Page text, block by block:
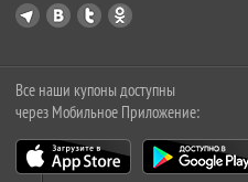
Все наши купоны доступны
через Мобильное Приложение: